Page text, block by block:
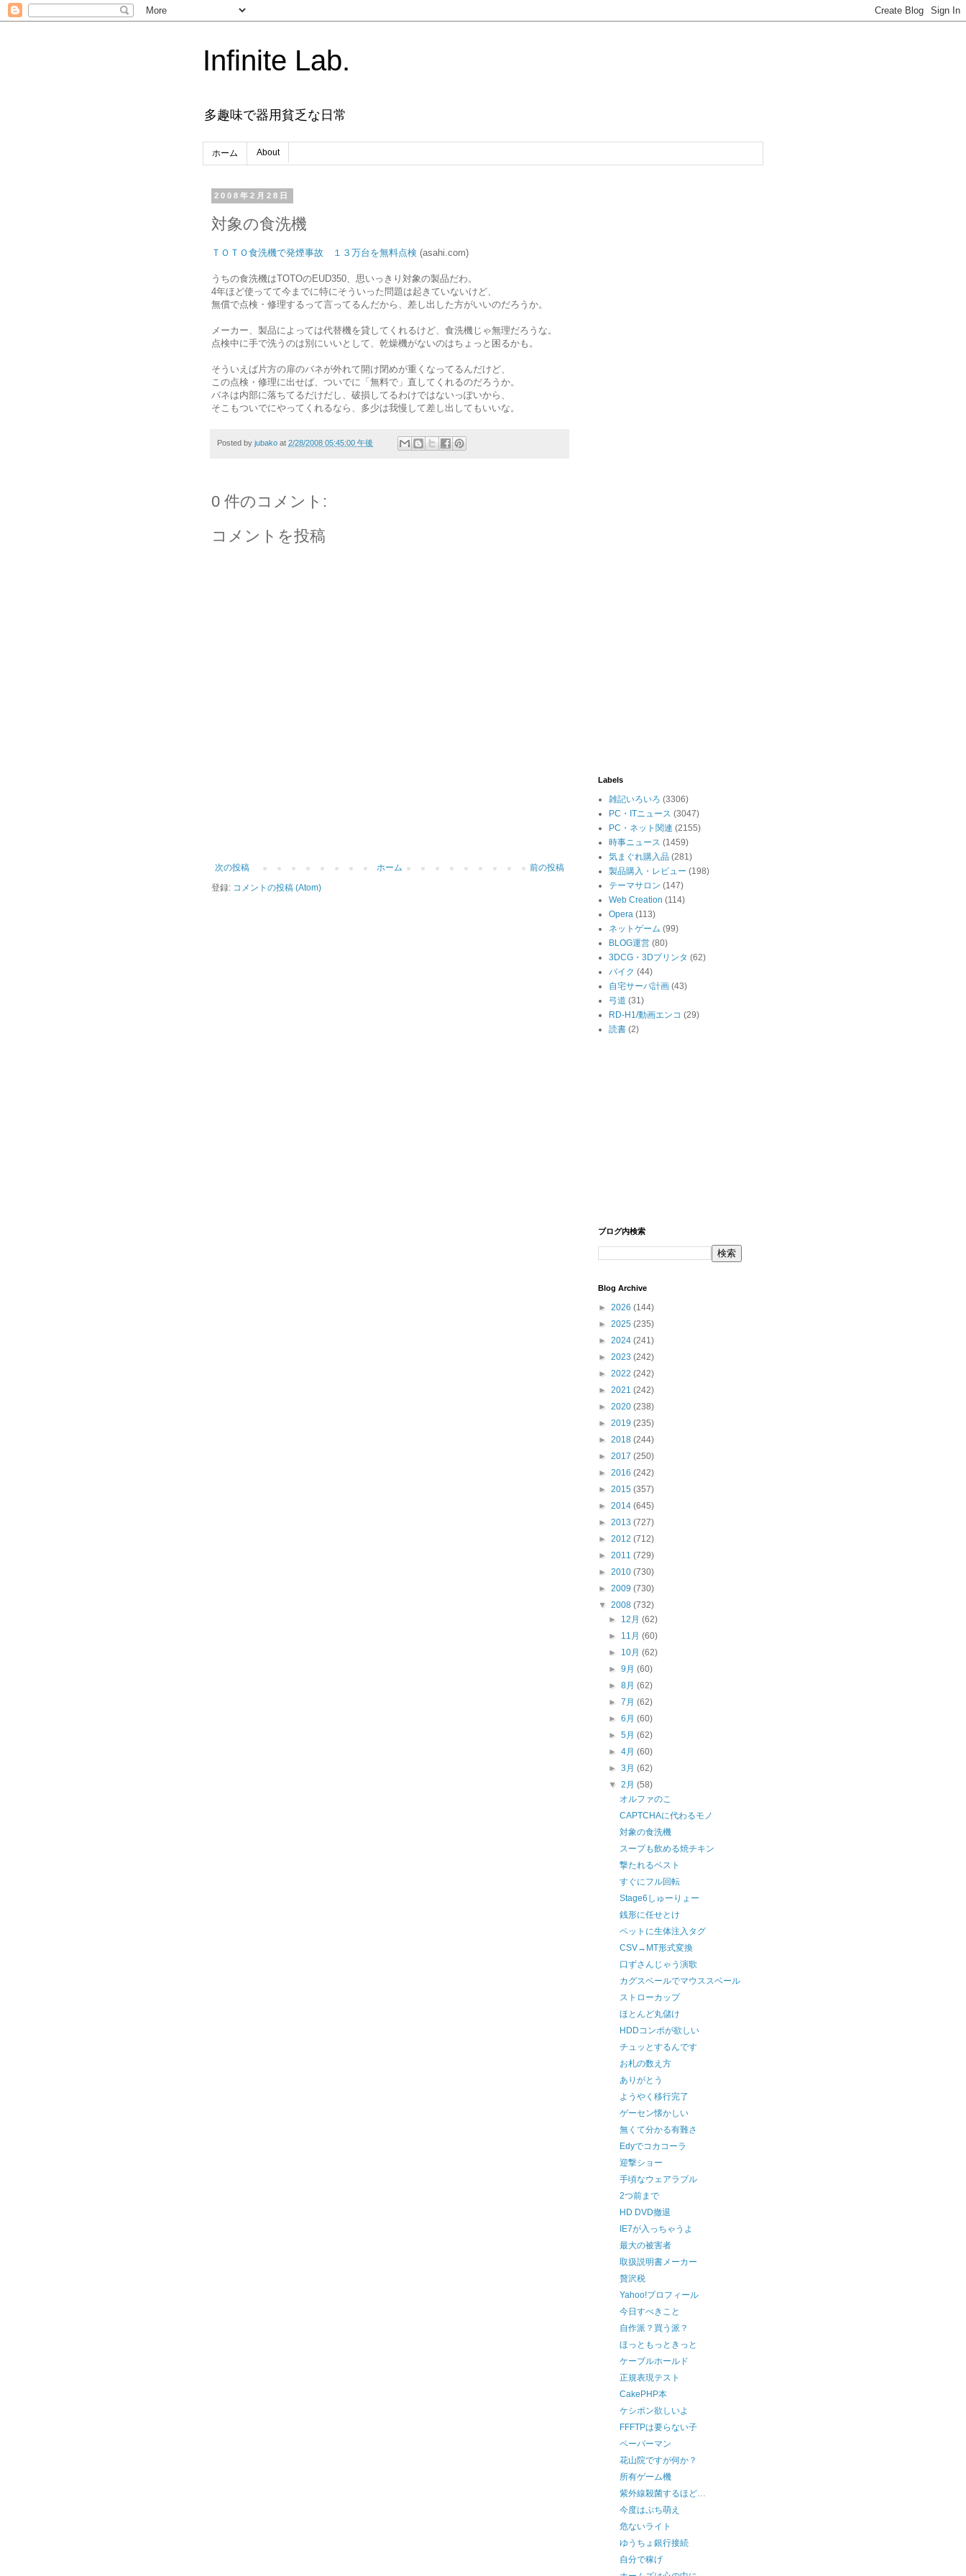
Infinite Lab.
多趣味で器用貧乏な日常
ホーム About
2008年2月28日
対象の食洗機
ＴＯＴＯ食洗機で発煙事故 １３万台を無料点検 (asahi.com)
うちの食洗機はTOTOのEUD350、思いっきり対象の製品だわ。
4年ほど使ってて今までに特にそういった問題は起きていないけど、
無償で点検・修理するって言ってるんだから、差し出した方がいいのだろうか。
メーカー、製品によっては代替機を貸してくれるけど、食洗機じゃ無理だろうな。
点検中に手で洗うのは別にいいとして、乾燥機がないのはちょっと困るかも。
そういえば片方の扉のバネが外れて開け閉めが重くなってるんだけど、
この点検・修理に出せば、ついでに「無料で」直してくれるのだろうか。
バネは内部に落ちてるだけだし、破損してるわけではないっぽいから、
そこもついでにやってくれるなら、多少は我慢して差し出してもいいな。
Posted by jubako at 2/28/2008 05:45:00 午後
0 件のコメント:
コメントを投稿
次の投稿 前の投稿
ホーム
登録: コメントの投稿 (Atom)
Labels
雑記いろいろ (3306)
PC・ITニュース (3047)
PC・ネット関連 (2155)
時事ニュース (1459)
気まぐれ購入品 (281)
製品購入・レビュー (198)
テーマサロン (147)
Web Creation (114)
Opera (113)
ネットゲーム (99)
BLOG運営 (80)
3DCG・3Dプリンタ (62)
バイク (44)
自宅サーバ計画 (43)
弓道 (31)
RD-H1/動画エンコ (29)
読書 (2)
ブログ内検索
Blog Archive
► 2026 (144)
► 2025 (235)
► 2024 (241)
► 2023 (242)
► 2022 (242)
► 2021 (242)
► 2020 (238)
► 2019 (235)
► 2018 (244)
► 2017 (250)
► 2016 (242)
► 2015 (357)
► 2014 (645)
► 2013 (727)
► 2012 (712)
► 2011 (729)
► 2010 (730)
► 2009 (730)
▼ 2008 (732)
► 12月(62)
► 11月(60)
► 10月(62)
►9月(60)
►8月(62)
►7月(62)
►6月(60)
►5月(62)
►4月(60)
►3月(62)
▼2月(58)
オルファのこ
CAPTCHAに代わるモノ
対象の食洗機
スープも飲める焼チキン
撃たれるベスト
すぐにフル回転
Stage6しゅーりょー
銭形に任せとけ
ペットに生体注入タグ
CSV→MT形式変換
口ずさんじゃう演歌
カグスベールでマウススベール
ストローカップ
ほとんど丸儲け
HDDコンポが欲しい
チュッとするんです
お札の数え方
ありがとう
ようやく移行完了
ゲーセン懐かしい
無くて分かる有難さ
Edyでコカコーラ
迎撃ショー
手頃なウェアラブル
2つ前まで
HD DVD撤退
IE7が入っちゃうよ
最大の被害者
取扱説明書メーカー
贅沢税
Yahoo!プロフィール
今日すべきこと
自作派？買う派？
ほっともっときっと
ケーブルホールド
正規表現テスト
CakePHP本
ケシポン欲しいよ
FFFTPは要らない子
ペーパーマン
花山院ですが何か？
所有ゲーム機
紫外線殺菌するほど…
今度はぷち萌え
危ないライト
ゆうちょ銀行接続
自分で稼げ